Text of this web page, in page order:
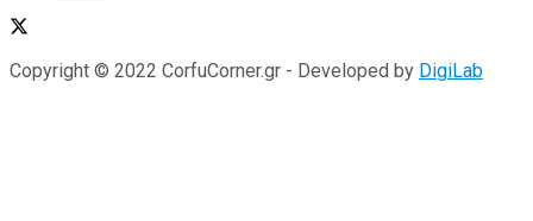
Copyright © 2022 CorfuCorner.gr - Developed by DigiLab